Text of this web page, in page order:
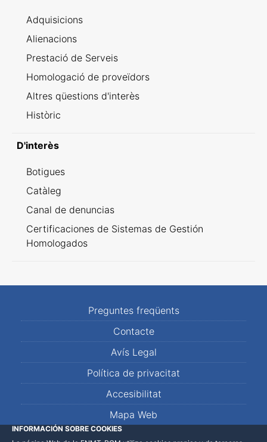
Adquisicions
Alienacions
Prestació de Serveis
Homologació de proveïdors
Altres qüestions d'interès
Històric
D'interès
Botigues
Catàleg
Canal de denuncias
Certificaciones de Sistemas de Gestión
Homologados
Preguntes freqüents
Contacte
Avís Legal
Política de privacitat
Accesibilitat
Mapa Web
INFORMACIÓN SOBRE COOKIES